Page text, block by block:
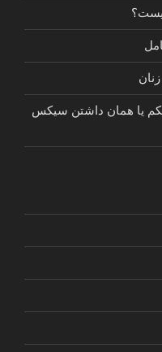
یا همان داشتن سیکس